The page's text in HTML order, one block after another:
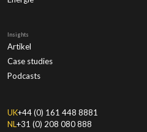
Insights
Artikel
Case studies
Podcasts
UK+44 (0) 161 448 8881
NL+31 (0) 208 080 888